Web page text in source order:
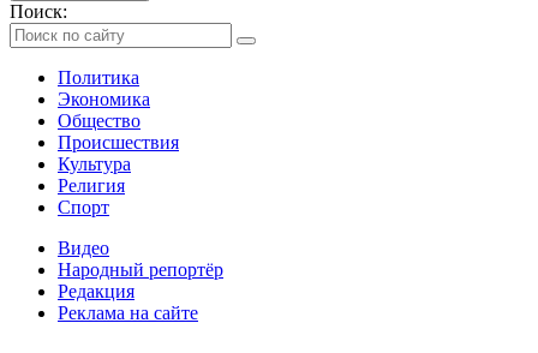
Поиск:
Политика
Экономика
Общество
Происшествия
Культура
Религия
Спорт
Видео
Народный репортёр
Редакция
Реклама на сайте